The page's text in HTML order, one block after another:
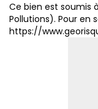
Ce bien est soumis
Pollutions). Pour en
https://